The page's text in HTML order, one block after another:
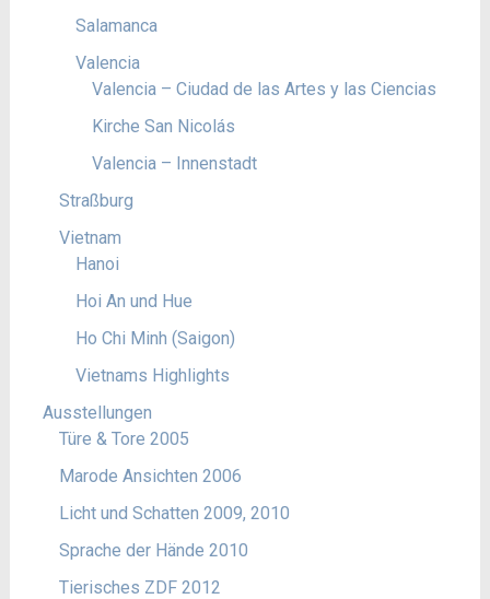
Salamanca
Valencia
Valencia – Ciudad de las Artes y las Ciencias
Kirche San Nicolás
Valencia – Innenstadt
Straßburg
Vietnam
Hanoi
Hoi An und Hue
Ho Chi Minh (Saigon)
Vietnams Highlights
Ausstellungen
Türe & Tore 2005
Marode Ansichten 2006
Licht und Schatten 2009, 2010
Sprache der Hände 2010
Tierisches ZDF 2012